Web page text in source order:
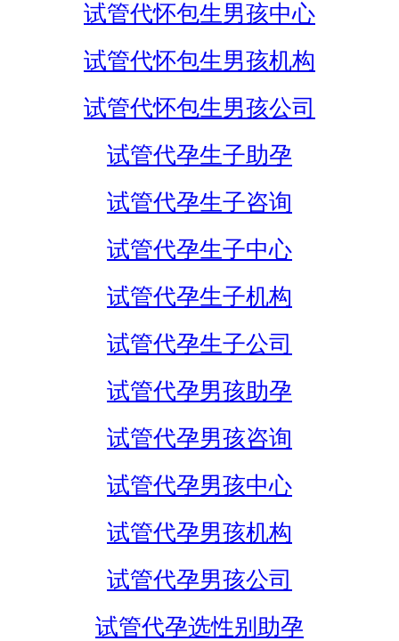
试管代怀包生男孩中心
试管代怀包生男孩机构
试管代怀包生男孩公司
试管代孕生子助孕
试管代孕生子咨询
试管代孕生子中心
试管代孕生子机构
试管代孕生子公司
试管代孕男孩助孕
试管代孕男孩咨询
试管代孕男孩中心
试管代孕男孩机构
试管代孕男孩公司
试管代孕选性别助孕